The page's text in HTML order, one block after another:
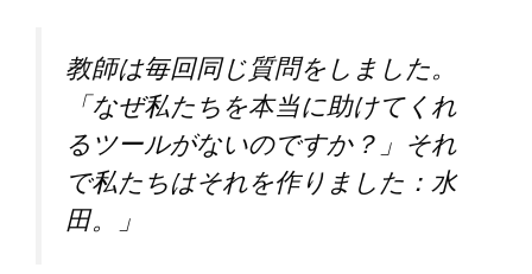
教師は毎回同じ質問をしました。
「なぜ私たちを本当に助けてくれ
るツールがないのですか？」それ
で私たちはそれを作りました：水
田。」